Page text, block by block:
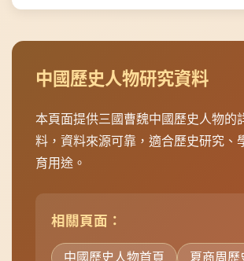
中國歷史人物研究資料
本頁面提供三國曹魏中國歷史人物的
育用途。
中國歷史人物首頁
春秋歷史人物
戰國歷史人物